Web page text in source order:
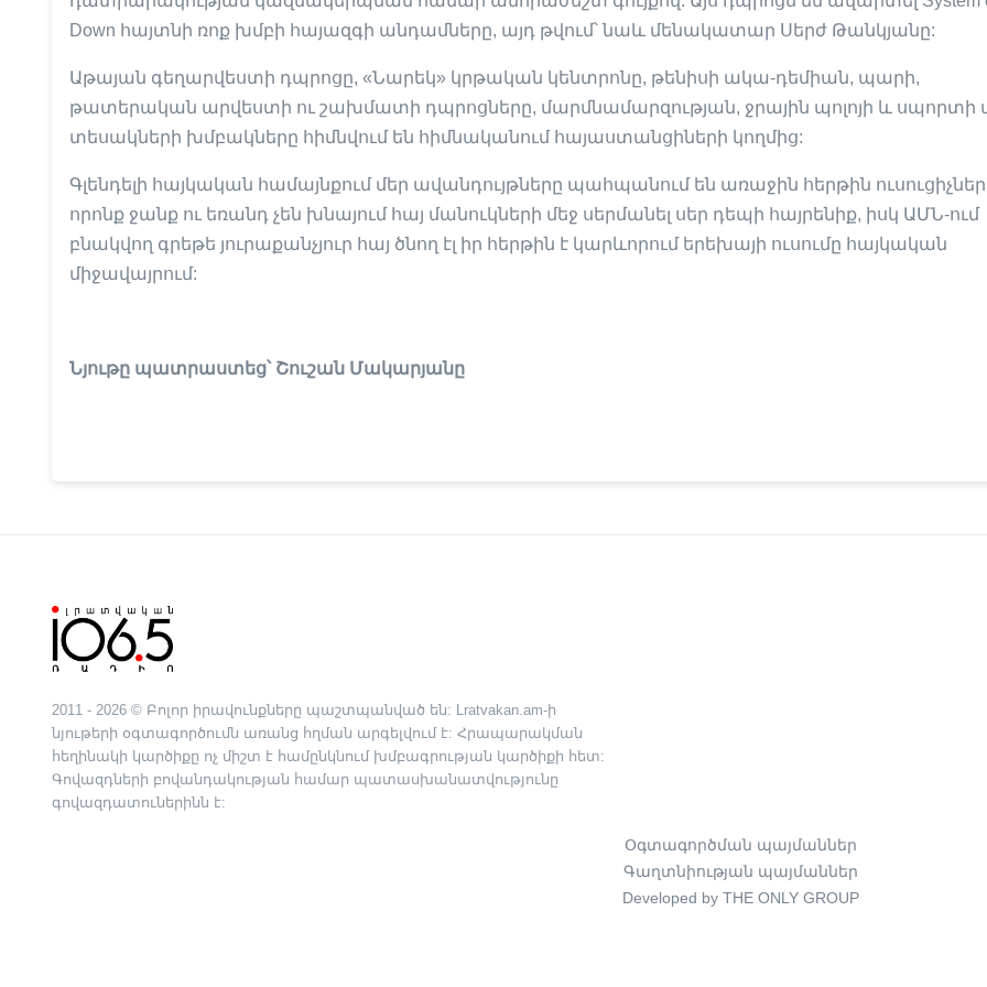
Down հայտնի ռոք խմբի հայազգի անդամները, այդ թվում՝ նաև մենակատար Սերժ Թանկյանը:
Աթայան գեղարվեստի դպրոցը, «Նարեկ» կրթական կենտրոնը, թենիսի ակա-դեմիան, պարի,
թատերական արվեստի ու շախմատի դպրոցները, մարմնամարզության, ջրային պոլոյի և սպորտի
տեսակների խմբակները հիմնվում են հիմնականում հայաստանցիների կողմից:
Գլենդելի հայկական համայնքում մեր ավանդույթները պահպանում են առաջին հերթին
որոնք ջանք ու եռանդ չեն խնայում հայ մանուկների մեջ սերմանել սեր դեպի հայրենիք, իսկ ԱՄՆ-ում
բնակվող գրեթե յուրաքանչյուր հայ ծնող էլ իր հերթին է կարևորում երեխայի ուսումը հայկական
միջավայրում:
Նյութը պատրաստեց՝ Շուշան Մակարյանը
2011 - 2026 © Բոլոր իրավունքները պաշտպանված են: Lratvakan.am-ի
նյութերի օգտագործումն առանց հղման արգելվում է: Հրապարակման
հեղինակի կարծիքը ոչ միշտ է համընկնում խմբագրության կարծիքի հետ:
Գովազդների բովանդակության համար պատասխանատվությունը
գովազդատուներինն է:
Օգտագործման պայմաններ
Գաղտնիության պայմաններ
Developed by THE ONLY GROUP